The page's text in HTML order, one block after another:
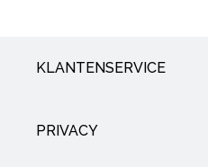
KLANTENSERVICE
PRIVACY